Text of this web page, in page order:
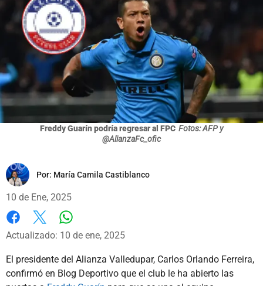
Freddy Guarín podría regresar al FPC Fotos: AFP y
@AlianzaFc_ofic
Por: María Camila Castiblanco
10 de Ene, 2025
Facebook
X
Actualizado: 10 de ene, 2025
El presidente del Alianza Valledupar, Carlos Orlando Ferreira,
confirmó en Blog Deportivo que el club le ha abierto las